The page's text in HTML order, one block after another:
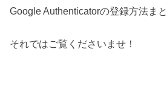
Google Authenticatorの登録方法まと
それではご覧くださいませ！